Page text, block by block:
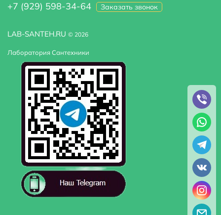
LAB-SANTEH.RU © 2026
Лаборатория Сантехники
+7 (929) 598-34-64 Заказать звонок